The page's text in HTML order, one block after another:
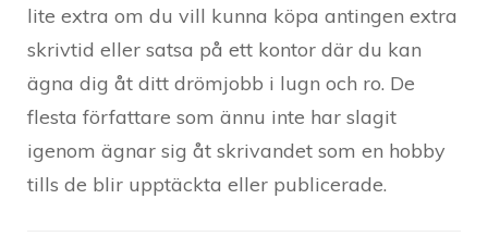
lite extra om du vill kunna köpa antingen extra
skrivtid eller satsa på ett kontor där du kan
ägna dig åt ditt drömjobb i lugn och ro. De
flesta författare som ännu inte har slagit
igenom ägnar sig åt skrivandet som en hobby
tills de blir upptäckta eller publicerade.